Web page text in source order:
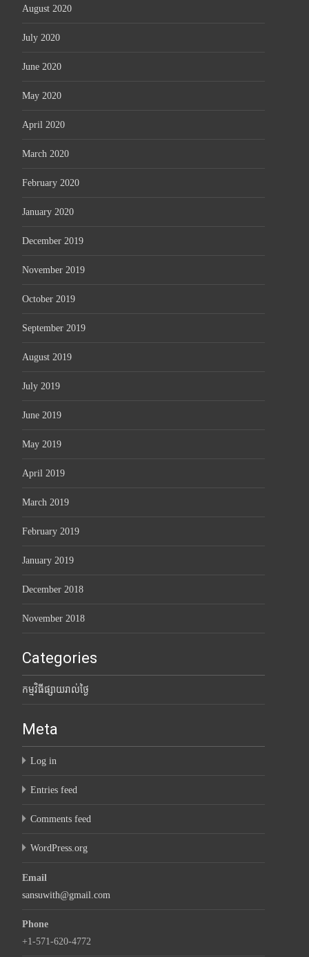
August 2020
July 2020
June 2020
May 2020
April 2020
March 2020
February 2020
January 2020
December 2019
November 2019
October 2019
September 2019
August 2019
July 2019
June 2019
May 2019
April 2019
March 2019
February 2019
January 2019
December 2018
November 2018
Categories
កម្មវិធីផ្សាយរាល់ថ្ងៃ
Meta
Log in
Entries feed
Comments feed
WordPress.org
Email
sansuwith@gmail.com
Phone
+1-571-620-4772